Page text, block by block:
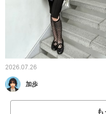
2026.07.26
加歩
も